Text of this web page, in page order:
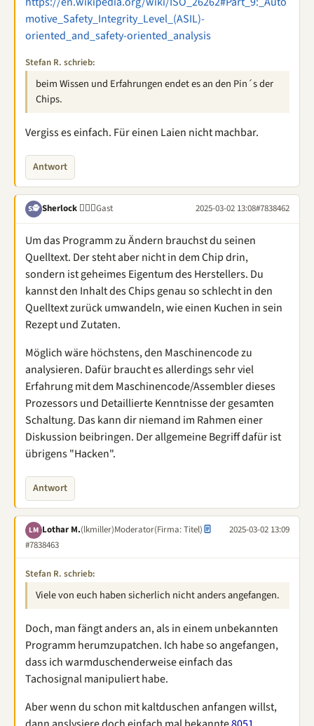
motive_Safety_Integrity_Level_(ASIL)-
oriented_and_safety-oriented_analysis
Stefan R. schrieb:
beim Wissen und Erfahrungen endet es an den Pin´s der
Chips.
Vergiss es einfach. Für einen Laien nicht machbar.
Antwort
S🕵 Sherlock 🕵🏽‍♂️Gast 2025-03-02 13:08#7838462
Um das Programm zu Ändern brauchst du seinen
Quelltext. Der steht aber nicht in dem Chip drin,
sondern ist geheimes Eigentum des Herstellers. Du
kannst den Inhalt des Chips genau so schlecht in den
Quelltext zurück umwandeln, wie einen Kuchen in sein
Rezept und Zutaten.
Möglich wäre höchstens, den Maschinencode zu
analysieren. Dafür braucht es allerdings sehr viel
Erfahrung mit dem Maschinencode/Assembler dieses
Prozessors und Detaillierte Kenntnisse der gesamten
Schaltung. Das kann dir niemand im Rahmen einer
Diskussion beibringen. Der allgemeine Begriff dafür ist
übrigens "Hacken".
Antwort
LM Lothar M.(lkmiller)Moderator(Firma: Titel)
2025-03-02 13:09
#7838463
Stefan R. schrieb:
Viele von euch haben sicherlich nicht anders angefangen.
Doch, man fängt anders an, als in einem unbekannten
Programm herumzupatchen. Ich habe so angefangen,
dass ich warmduschenderweise einfach das
Tachosignal manipuliert habe.
Aber wenn du schon mit kaltduschen anfangen willst,